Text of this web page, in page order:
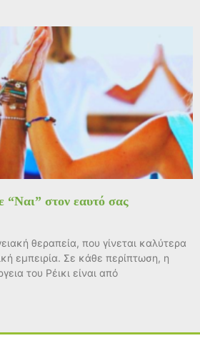
στον εαυτό σας
θεραπεία, που γίνεται καλύτερα
εμπειρία. Σε κάθε περίπτωση, η
του Ρέικι είναι από